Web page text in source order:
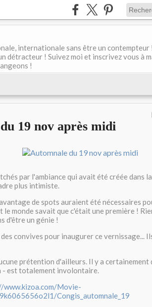
internationale sans être un contempteur
détracteur ! Suivez moi et inscrivez vous à
!
19 nov après midi
par l'ambiance qui avait été créée dans
plus intimiste.
de spots auraient été nécessaires
monde savait que c'était une première !
d'être un génie !
convives pour inaugurer ce vernissage...
prétention d'ailleurs. Il y a certainement
- est totalement involontaire.
www.kizoa.com/Movie-
Congis_automnale_19